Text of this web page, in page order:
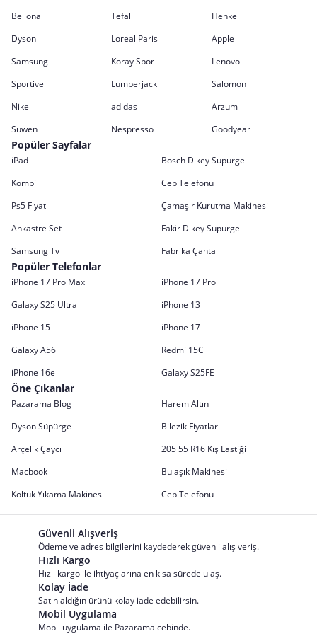
Bellona
Tefal
Henkel
Dyson
Loreal Paris
Apple
Samsung
Koray Spor
Lenovo
Sportive
Lumberjack
Salomon
Nike
adidas
Arzum
Suwen
Nespresso Goodyear
Popüler Sayfalar
iPad
Bosch Dikey Süpürge
Kombi
Cep Telefonu
Ps5 Fiyat
Çamaşır Kurutma Makinesi
Ankastre Set
Fakir Dikey Süpürge
Samsung Tv
Fabrika Çanta
Popüler Telefonlar
iPhone 17 Pro Max
iPhone 17 Pro
Galaxy S25 Ultra
iPhone 13
iPhone 15
iPhone 17
Galaxy A56
Redmi 15C
iPhone 16e
Galaxy S25FE
Öne Çıkanlar
Pazarama Blog
Harem Altın
Dyson Süpürge
Bilezik Fiyatları
Arçelik Çaycı
205 55 R16 Kış Lastiği
Macbook
Bulaşık Makinesi
Koltuk Yıkama Makinesi
Cep Telefonu
Güvenli Alışveriş
Ödeme ve adres bilgilerini kaydederek güvenli alış veriş.
Hızlı Kargo
Hızlı kargo ile ihtiyaçlarına en kısa sürede ulaş.
Kolay İade
Satın aldığın ürünü kolay iade edebilirsin.
Mobil Uygulama
Mobil uygulama ile Pazarama cebinde.